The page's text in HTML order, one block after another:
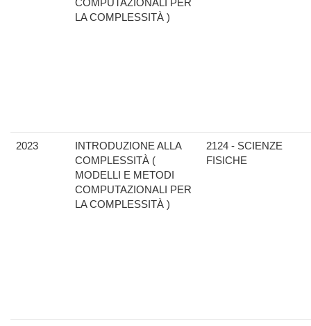
COMPUTAZIONALI PER
LA COMPLESSITÀ )
2023
INTRODUZIONE ALLA
COMPLESSITÀ (
MODELLI E METODI
COMPUTAZIONALI PER
LA COMPLESSITÀ )
2124 - SCIENZE
FISICHE